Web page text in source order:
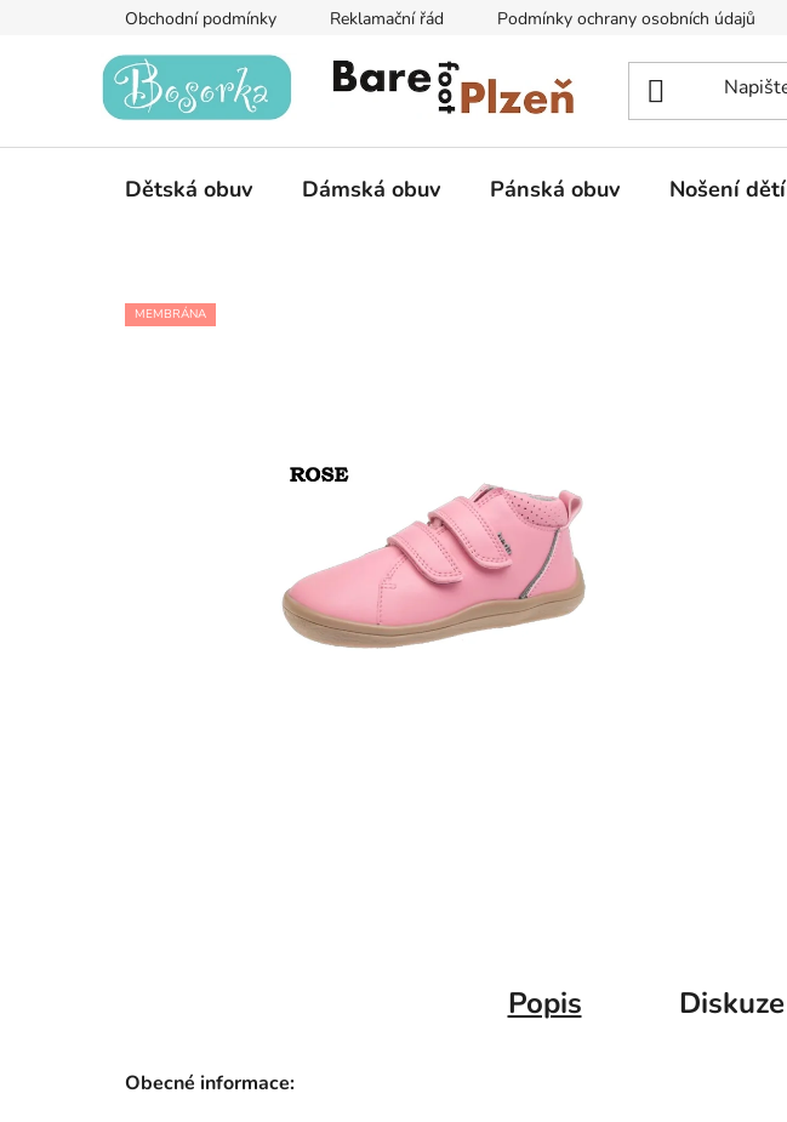
Obchodní podmínky Reklamační řád Podmínky ochrany osobních údajů
Dětská obuv Dámská obuv Pánská obuv Nošení dětí
MEMBRÁNA
Popis Diskuze
Obecné informace: